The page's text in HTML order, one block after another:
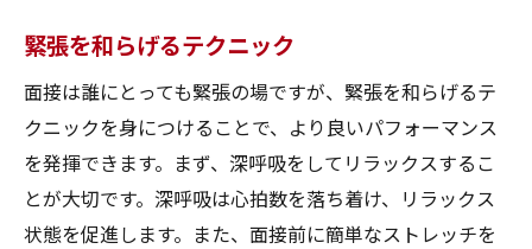
緊張を和らげるテクニック
面接は誰にとっても緊張の場ですが、緊張を和らげるテ
クニックを身につけることで、より良いパフォーマンス
を発揮できます。まず、深呼吸をしてリラックスするこ
とが大切です。深呼吸は心拍数を落ち着け、リラックス
状態を促進します。また、面接前に簡単なストレッチを